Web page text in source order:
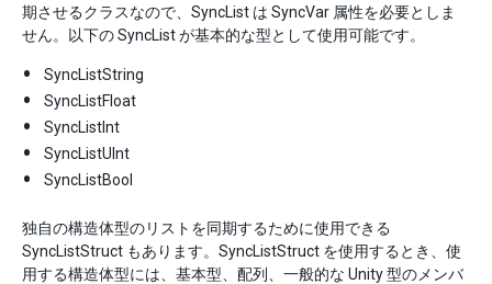
期させるクラスなので、SyncList は SyncVar 属性を必要としま
せん。以下の SyncList が基本的な型として使用可能です。
SyncListString
SyncListFloat
SyncListInt
SyncListUInt
SyncListBool
独自の構造体型のリストを同期するために使用できる
SyncListStruct もあります。SyncListStruct を使用するとき、使
用する構造体型には、基本型、配列、一般的な Unity 型のメンバ